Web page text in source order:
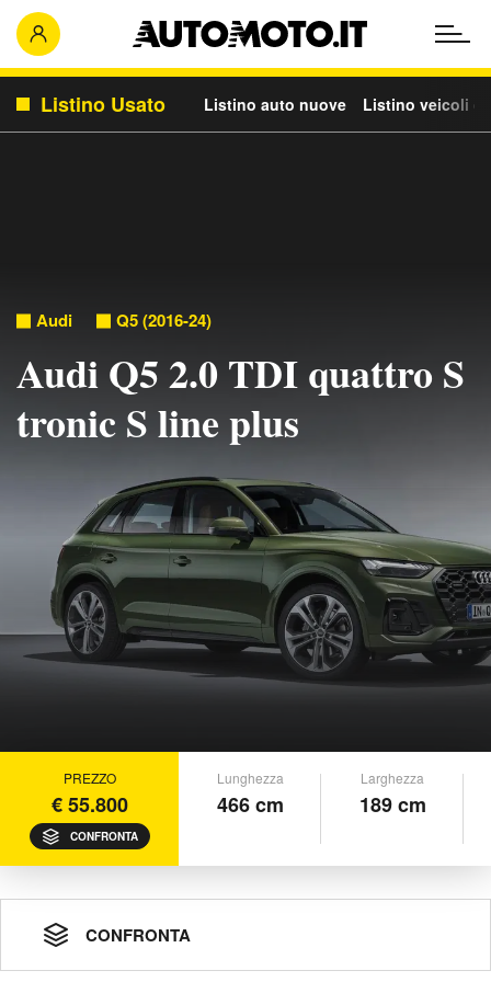
Listino Usato Listino auto nuove Listino veicoli
Audi Q5 (2016-24)
Audi Q5 2.0 TDI quattro S
tronic S line plus
PREZZO
€ 55.800
CONFRONTA
Lunghezza
466 cm
Larghezza
189 cm
CONFRONTA